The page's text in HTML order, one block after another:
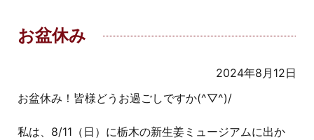
お盆休み
2024年8月12日
お盆休み！皆様どうお過ごしですか(^▽^)/
私は、8/11（日）に栃木の新生姜ミュージアムに出か